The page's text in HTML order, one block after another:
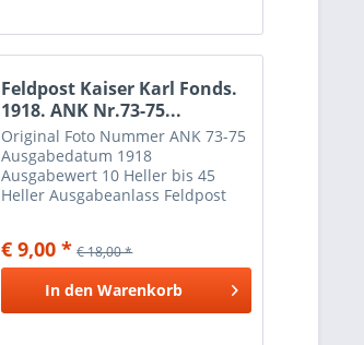
Feldpost Kaiser Karl Fonds.
1918. ANK Nr.73-75...
Original Foto Nummer ANK 73-75
Ausgabedatum 1918
Ausgabewert 10 Heller bis 45
Heller Ausgabeanlass Feldpost
€ 9,00 * € 18,00 *
In den Warenkorb